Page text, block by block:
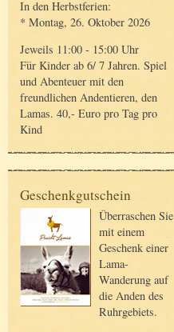
In den Herbstferien:
* Montag, 26. Oktober 2026
Jeweils 11:00 - 15:00 Uhr
Für Kinder ab 6/ 7 Jahren. Spiel
und Abenteuer mit den
freundlichen Andentieren, den
Lamas. 40,- Euro pro Tag pro
Kind
Geschenkgutschein
Überraschen Sie
mit einem
Geschenk einer
Lama-
Wanderung auf
die Anden des
Ruhrgebiets.